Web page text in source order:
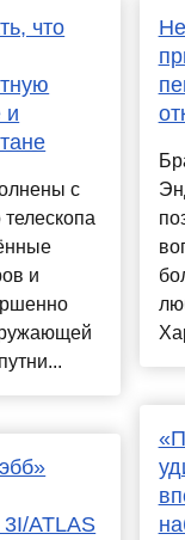
что
и
с
и
ATLAS